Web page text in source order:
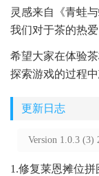
灵感来自《青蛙
我们对于茶的热
希望大家在体验
探索游戏的过程
更新日志
Version 1.0.3 (3)
1.修复莱恩摊位拼